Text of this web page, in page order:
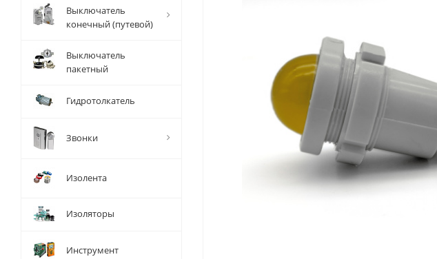
Выключатель
конечный (путевой)
Выключатель
пакетный
Гидротолкатель
Звонки
Изолента
Изоляторы
Инструмент